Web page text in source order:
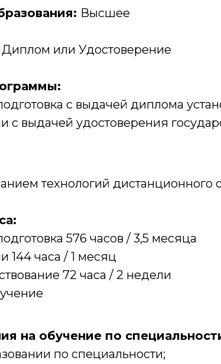
Высшее
Диплом или Удостоверение
с выдачей диплома
выдачей удостоверения
технологий дистанционного
576 часов / 3,5 месяца
144 часа / 1 месяц
72 часа / 2 недели
на обучение по
по специальности;